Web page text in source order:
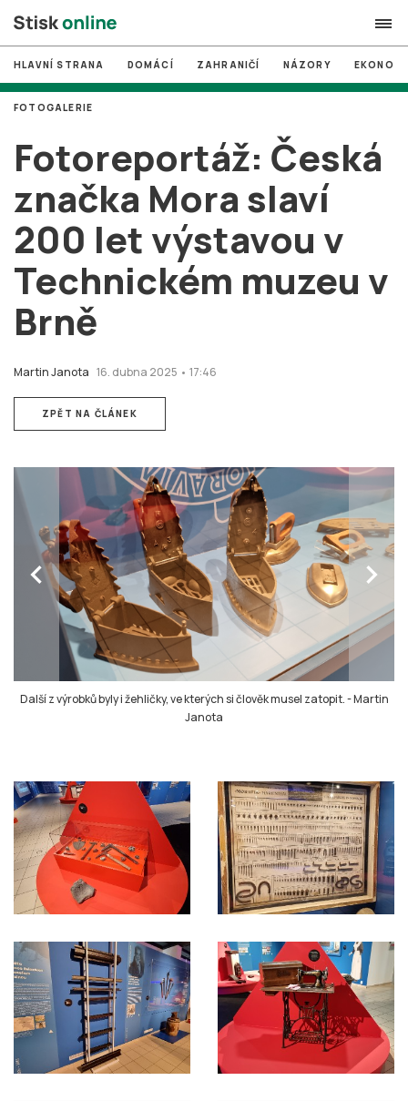
search
# MUNI
# Brno
# volby
login PŘIHLÁSIT SE
Zapomněli jste heslo?
HLAVNÍ STRANA DOMÁCÍ ZAHRANIČÍ NÁZORY
Fotoreportáž: Česká
značka Mora slaví
200 let výstavou v
Technickém muzeu v
Brně
Martin Janota 16. dubna 2025 • 17:46
FOTOGALERIE
ZPĚT NA ČLÁNEK
chevron_left chevron_right
Další z výrobků byly i žehličky, ve kterých si člověk musel zatopit.-Martin
Janota